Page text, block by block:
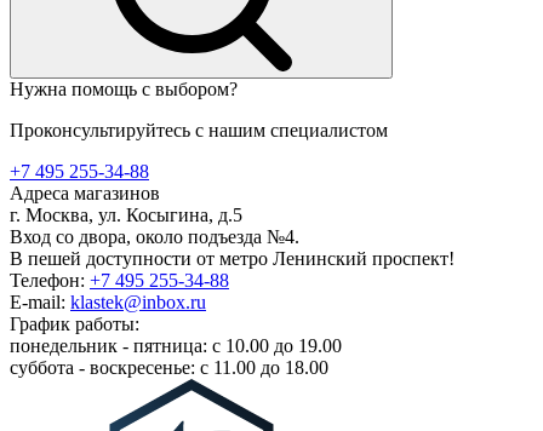
Нужна помощь с выбором?
Проконсультируйтесь с нашим специалистом
+7 495 255-34-88
Адреса магазинов
г. Москва, ул. Косыгина, д.5
Вход со двора, около подъезда №4.
В пешей доступности от метро Ленинский проспект!
Телефон: +7 495 255-34-88
E-mail: klastek@inbox.ru
График работы:
понедельник - пятница: с 10.00 до 19.00
суббота - воскресенье: с 11.00 до 18.00